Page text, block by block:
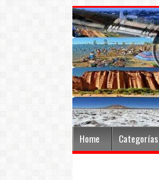
Home Categorías